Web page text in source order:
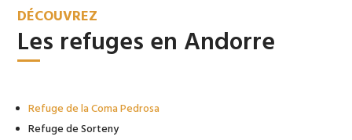
DÉCOUVREZ
Les refuges en Andorre
Refuge de la Coma Pedrosa
Refuge de Sorteny